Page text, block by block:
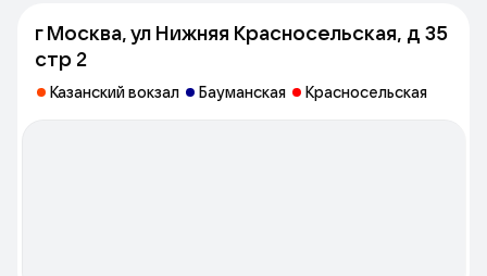
г Москва, ул Нижняя Красносельская, д 35
стр 2
Казанский вокзал Бауманская Красносельская